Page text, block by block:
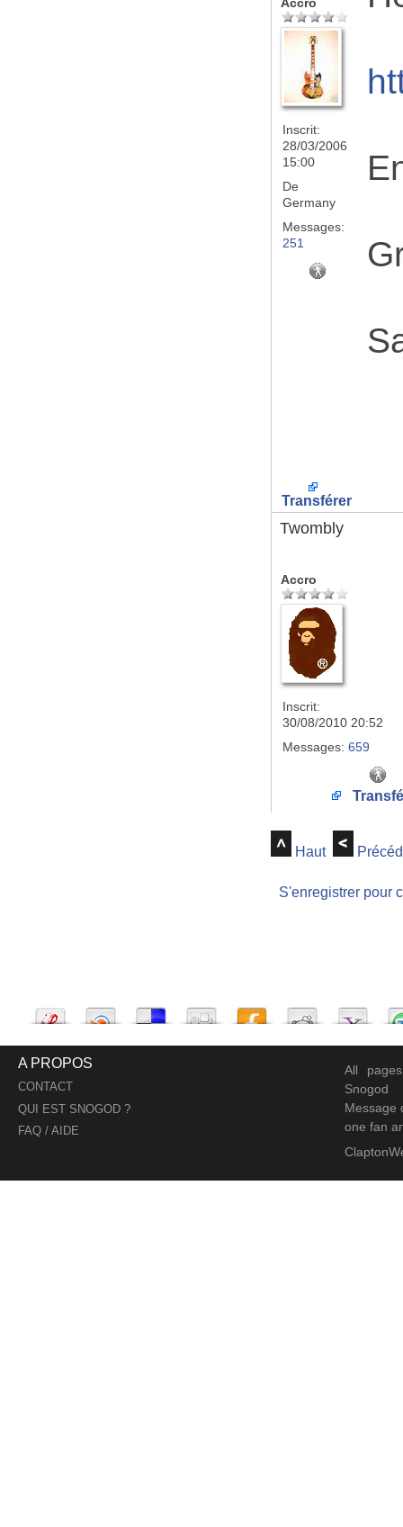
Inscrit:
28/03/2006
15:00
De
Germany
Messages:
251
Transférer
Twombly
Accro
Inscrit:
30/08/2010 20:52
Messages: 659
Haut
S'enregistrer pour
A PROPOS
CONTACT
QUI EST SNOGOD ?
FAQ / AIDE
All
Snogod
Message
one fan